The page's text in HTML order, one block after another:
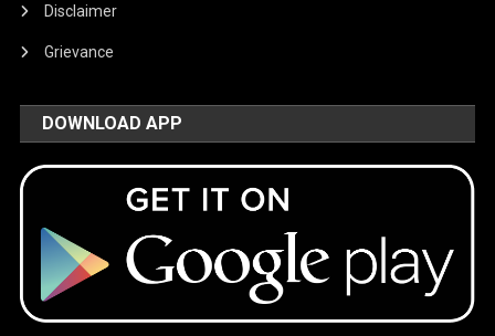
Disclaimer
Grievance
DOWNLOAD APP